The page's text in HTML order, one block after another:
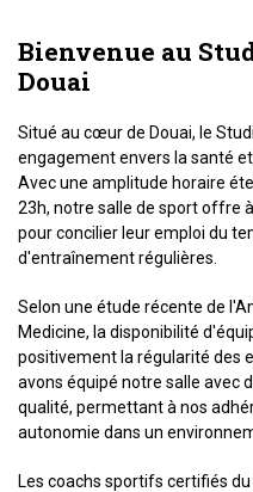
Bienvenue au
Douai
Situé au cœur de Douai, le
engagement envers la santé
Avec une amplitude horaire
23h, notre salle de sport offre
pour concilier leur emploi du
d'entraînement régulières.
Selon une étude récente de
Medicine, la disponibilité
positivement la régularité des
avons équipé notre salle avec
qualité, permettant à nos
autonomie dans un
Les coachs sportifs certifiés